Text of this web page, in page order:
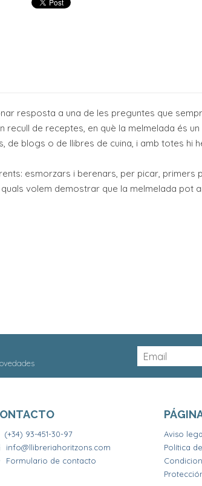
resposta a una de les preguntes que
recull de receptes, en què la melmelada és
blogs o de llibres de cuina, i amb totes hi
esmorzars i berenars, per picar, primers
volem demostrar que la melmelada pot
(+34) 93-451-30-97
info@llibreriahoritzons.com
Formulario de contacto
Aviso
Política